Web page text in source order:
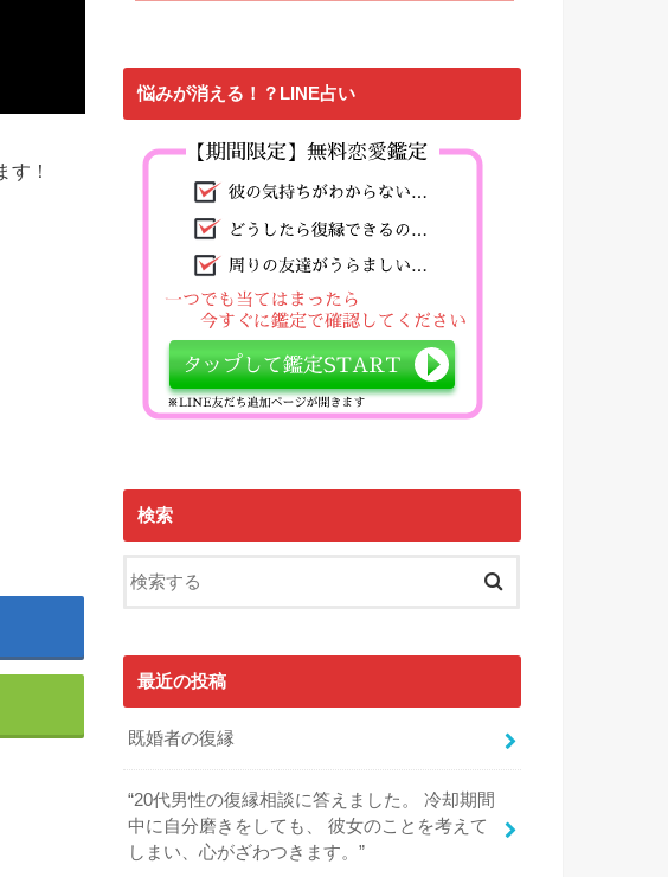
！
悩みが消える！？LINE占い
検索
最近の投稿
既婚者の復縁
“20代男性の復縁相談に答えました。 冷却期間
中に自分磨きをしても、 彼女のことを考えて
しまい、心がざわつきます。”